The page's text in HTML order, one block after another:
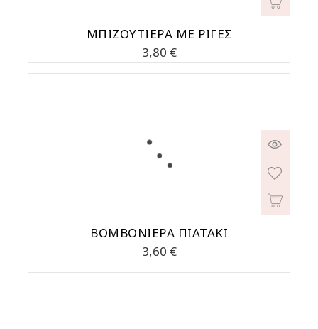
ΜΠΙΖΟΥΤΙΕΡΑ ΜΕ ΡΙΓΕΣ
Τιμή
3,80 €
ΒΟΜΒΟΝΙΕΡΑ ΠΙΑΤΑΚΙ
Τιμή
3,60 €